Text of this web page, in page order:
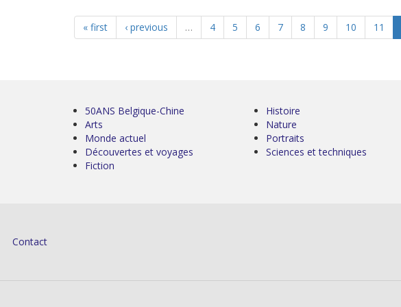
« first ‹ previous … 4 5 6 7 8 9 10 11
50ANS Belgique-Chine
Arts
Monde actuel
Découvertes et voyages
Fiction
Histoire
Nature
Portraits
Sciences et techniques
Contact